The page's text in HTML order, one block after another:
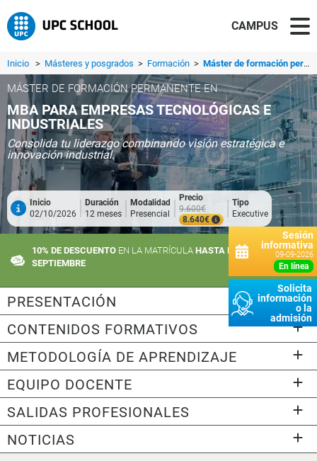
CAMPUS
Inicio > Másteres y posgrados > Formación > Máster de formación permanente en MBA para Empresas Tecnológicas e Industriales
Sesión
informativa
09-09-2026
en línea
Solicita
información
o la
admisión
MÁSTER DE FORMACIÓN PERMANENTE EN
MBA PARA EMPRESAS TECNOLÓGICAS E
INDUSTRIALES
Consolida tu liderazgo combinando visión estratégica e
innovación industrial.
Inicio
02/10/2026
Duración
12 meses
Modalidad
Presencial
Precio
9.600€
8.640€
Tipo
Executive
10% DE DESCUENTO EN LA MATRÍCULA HASTA EL 10 DE
SEPTIEMBRE
PRESENTACIÓN
CONTENIDOS FORMATIVOS
METODOLOGÍA DE APRENDIZAJE
EQUIPO DOCENTE
SALIDAS PROFESIONALES
NOTICIAS